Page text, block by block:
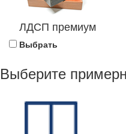
ЛДСП премиум
Выбрать
Выберите